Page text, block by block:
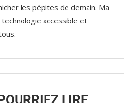
les pépites de demain. Ma
technologie accessible et
LIRE